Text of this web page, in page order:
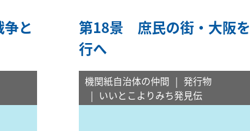
と
第18景 庶民の街・大阪
行へ
機関紙自治体の仲間
発行物
いいとこよりみち発見伝